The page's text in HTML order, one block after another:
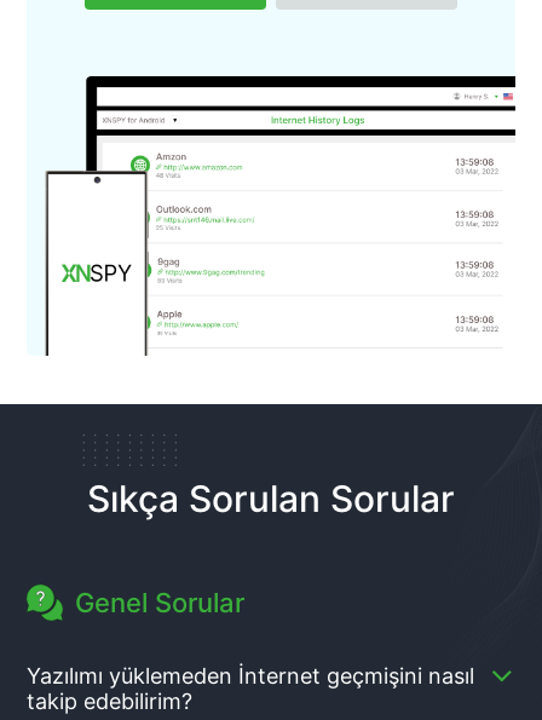
Sıkça Sorulan Sorular
Genel Sorular
Yazılımı yüklemeden İnternet geçmişini nasıl
takip edebilirim?